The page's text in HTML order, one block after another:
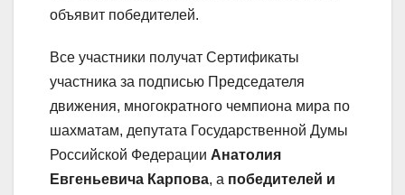
объявит победителей.
Все участники получат Сертификаты
участника за подписью Председателя
движения, многократного чемпиона мира по
шахматам, депутата Государственной Думы
Российской Федерации Анатолия
Евгеньевича Карпова, а победителей и